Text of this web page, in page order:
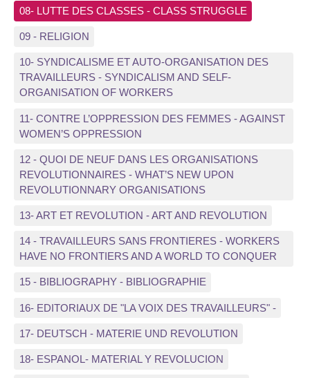
08- LUTTE DES CLASSES - CLASS STRUGGLE
09 - RELIGION
10- SYNDICALISME ET AUTO-ORGANISATION DES
TRAVAILLEURS - SYNDICALISM AND SELF-
ORGANISATION OF WORKERS
11- CONTRE L’OPPRESSION DES FEMMES - AGAINST
WOMEN’S OPPRESSION
12 - QUOI DE NEUF DANS LES ORGANISATIONS
REVOLUTIONNAIRES - WHAT’S NEW UPON
REVOLUTIONNARY ORGANISATIONS
13- ART ET REVOLUTION - ART AND REVOLUTION
14 - TRAVAILLEURS SANS FRONTIERES - WORKERS
HAVE NO FRONTIERS AND A WORLD TO CONQUER
15 - BIBLIOGRAPHY - BIBLIOGRAPHIE
16- EDITORIAUX DE "LA VOIX DES TRAVAILLEURS" -
17- DEUTSCH - MATERIE UND REVOLUTION
18- ESPANOL- MATERIAL Y REVOLUCION